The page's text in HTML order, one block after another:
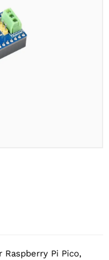
Raspberry Pi Pico,